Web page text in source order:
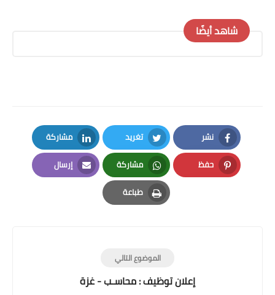
شاهد أيضًا
نشر
Facebook
تغريد
Twitter
مشاركة
LinkedIn
حفظ
Pinterest
مشاركة
Whatsapp
إرسال
Email
طباعة
Print
الموضوع التالي
إعلان توظيف : محاسـب - غزة